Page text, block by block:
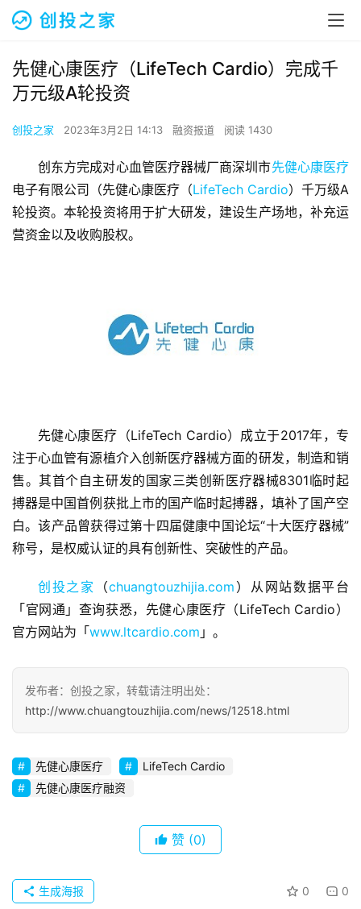
首
页
报
道
业
观
初
创
牌
先健心康医疗（LifeTech Cardio）完成千
万元级A轮投资
创投之家 2023年3月2日 14:13 融资报道 阅读 1430
创东方完成对心血管医疗器械厂商深圳市先健心康医疗
电子有限公司（先健心康医疗（LifeTech Cardio）千万级A
轮投资。本轮投资将用于扩大研发，建设生产场地，补充运
营资金以及收购股权。
先健心康医疗（LifeTech Cardio）成立于2017年，专
注于心血管有源植介入创新医疗器械方面的研发，制造和销
售。其首个自主研发的国家三类创新医疗器械8301临时起
搏器是中国首例获批上市的国产临时起搏器，填补了国产空
白。该产品曾获得过第十四届健康中国论坛“十大医疗器械”
称号，是权威认证的具有创新性、突破性的产品。
创投之家 （chuangtouzhijia.com ）从网站数据平台
「官网通」查询获悉，先健心康医疗（LifeTech Cardio）
官方网站为「www.ltcardio.com 」。
发布者：创投之家，转载请注明出处：
http://www.chuangtouzhijia.com/news/12518.html
先健心康医疗
LifeTech Cardio
先健心康医疗融资
赞 (0)
0 0
生成海报